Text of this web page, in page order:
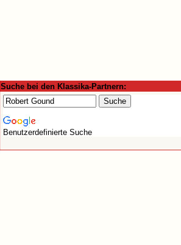
Suche bei den Klassika-Partnern:
Benutzerdefinierte Suche